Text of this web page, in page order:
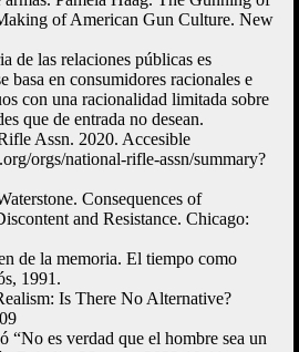
of American Gun Culture. New
de las relaciones públicas es
basa en consumidores racionales e
con una racionalidad limitada sobre
que de entrada no desean.
Assn. 2020. Accesible
orgs/national-rifle-assn/summary?
Consequences of
and Resistance. Chicago:
de la memoria. El tiempo como
1991.
Is There No Alternative?
“No es verdad que el hombre sea un